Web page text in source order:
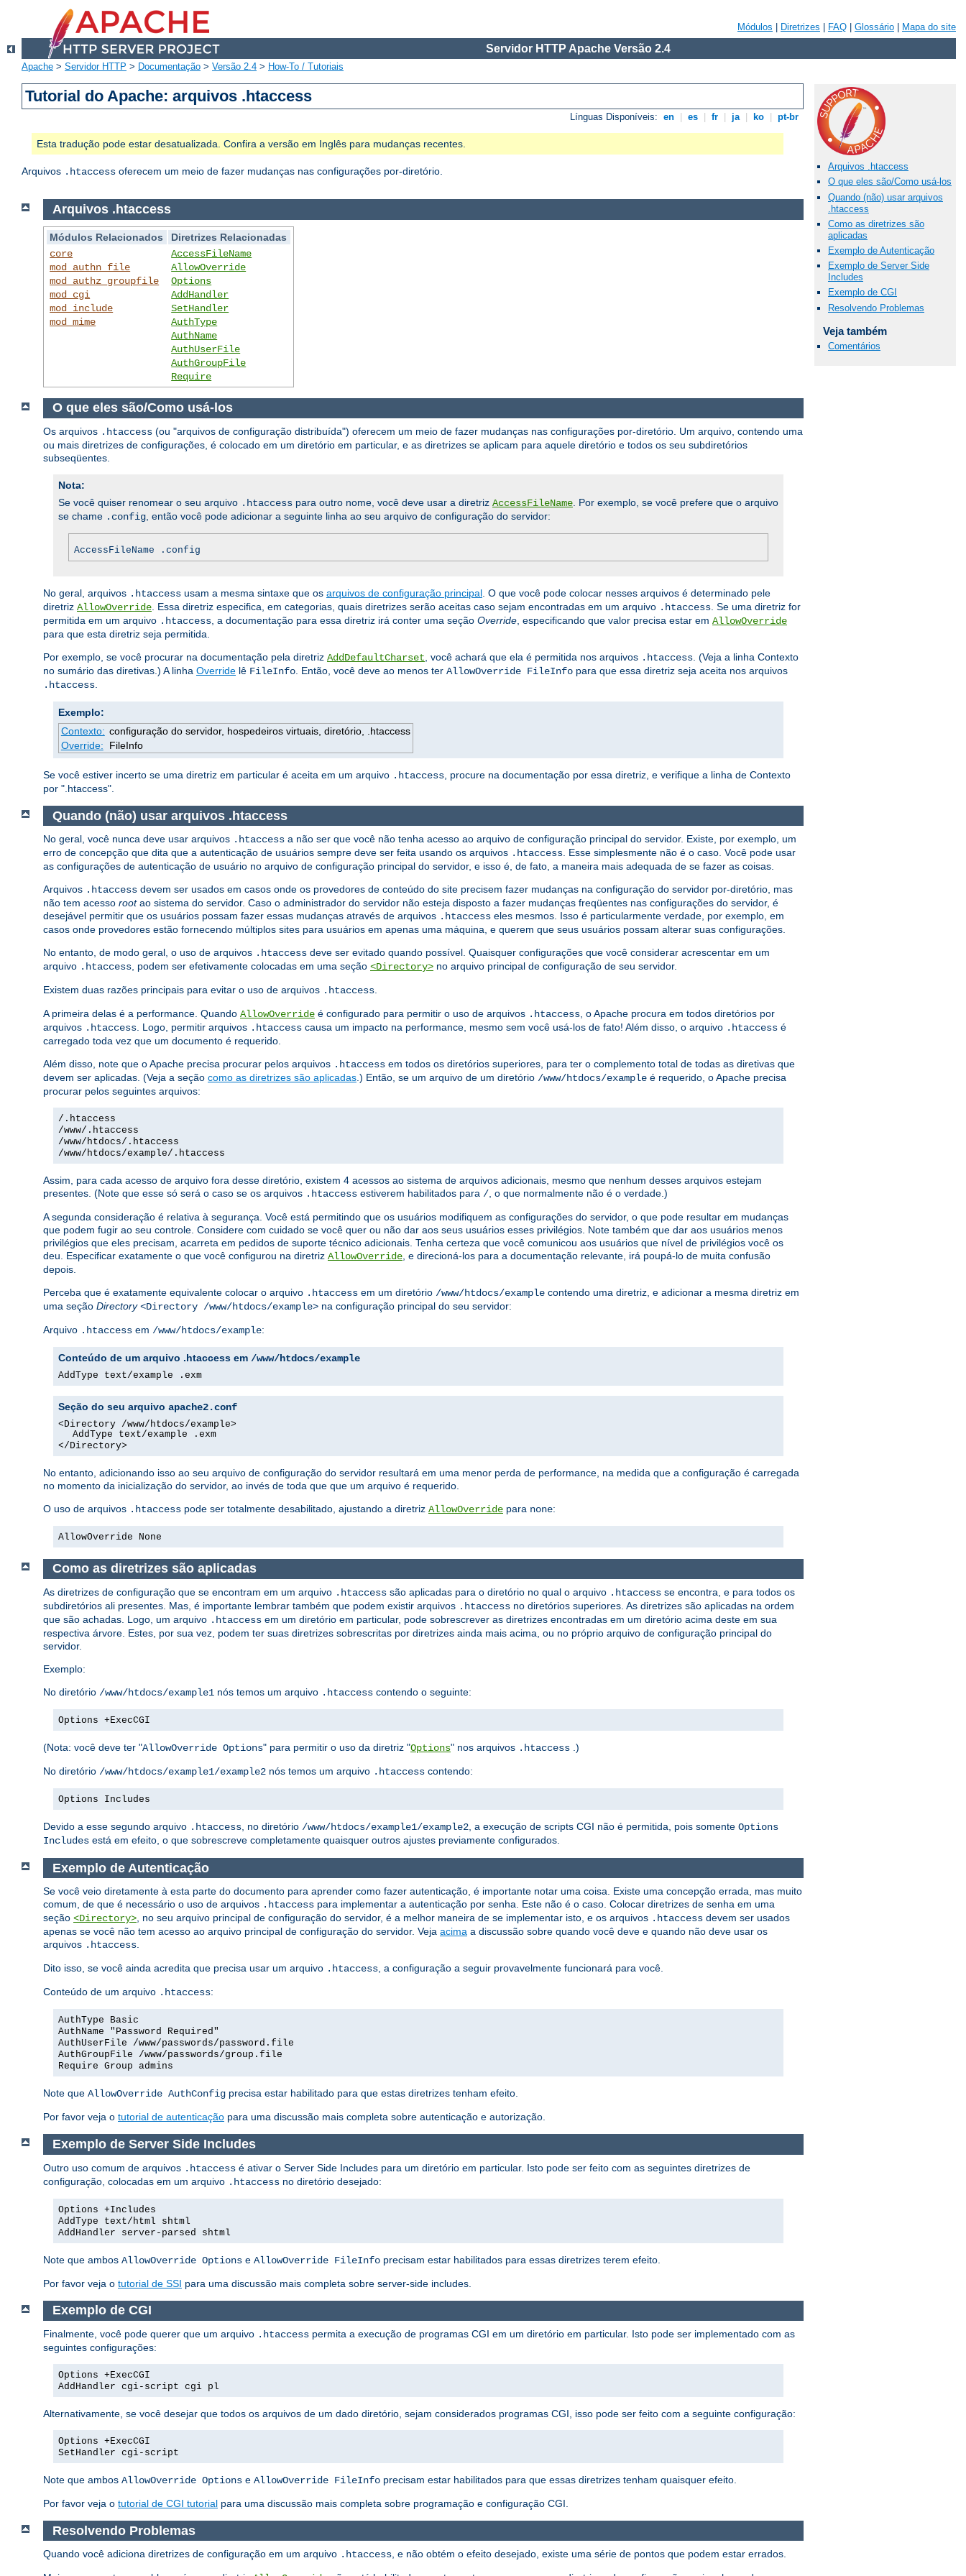
Módulos Diretrizes FAQ Glossário Mapa do site
Servidor HTTP Apache Versão 2.4
Apache > Servidor HTTP > Documentação > Versão 2.4 > How-To / Tutoriais
Tutorial do Apache: arquivos .htaccess
Línguas Disponíveis: en es fr ja ko pt-br
Esta tradução pode estar desatualizada. Confira a versão em Inglês para mudanças recentes.
Arquivos .htaccess oferecem um meio de fazer mudanças nas configurações por-diretório.
Arquivos .htaccess
O que eles são/Como usá-los
Quando (não) usar arquivos
.htaccess
Como as diretrizes são
aplicadas
Exemplo de Autenticação
Exemplo de Server Side
Includes
Exemplo de CGI
Resolvendo Problemas
Veja também
Comentários
Arquivos .htaccess
Módulos Relacionados
Diretrizes Relacionadas
core
mod_authn_file
mod_authz_groupfile
mod_cgi
mod_include
mod_mime
AccessFileName
AllowOverride
Options
AddHandler
SetHandler
AuthType
AuthName
AuthUserFile
AuthGroupFile
Require
O que eles são/Como usá-los
Os arquivos .htaccess (ou "arquivos de configuração distribuída") oferecem um meio de fazer mudanças nas configurações por-diretório. Um arquivo, contendo uma
ou mais diretrizes de configurações, é colocado em um diretório em particular, e as diretrizes se aplicam para aquele diretório e todos os seu subdiretórios
subseqüentes.
Nota:
Se você quiser renomear o seu arquivo .htaccess para outro nome, você deve usar a diretriz AccessFileName . Por exemplo, se você prefere que o arquivo
se chame .config , então você pode adicionar a seguinte linha ao seu arquivo de configuração do servidor:
AccessFileName .config
No geral, arquivos .htaccess usam a mesma sintaxe que os arquivos de configuração principal . O que você pode colocar nesses arquivos é determinado pele
diretriz AllowOverride . Essa diretriz especifica, em categorias, quais diretrizes serão aceitas caso sejam encontradas em um arquivo .htaccess . Se uma diretriz for
permitida em um arquivo .htaccess , a documentação para essa diretriz irá conter uma seção Override , especificando que valor precisa estar em AllowOverride
para que esta diretriz seja permitida.
Por exemplo, se você procurar na documentação pela diretriz AddDefaultCharset , você achará que ela é permitida nos arquivos .htaccess . (Veja a linha Contexto
no sumário das diretivas.) A linha Override lê FileInfo . Então, você deve ao menos ter AllowOverride FileInfo para que essa diretriz seja aceita nos arquivos
.htaccess
Exemplo:
Contexto: configuração do servidor, hospedeiros virtuais, diretório, .htaccess
Override:
FileInfo
Se você estiver incerto se uma diretriz em particular é aceita em um arquivo .htaccess , procure na documentação por essa diretriz, e verifique a linha de Contexto
por ".htaccess".
Quando (não) usar arquivos .htaccess
No geral, você nunca deve usar arquivos .htaccess a não ser que você não tenha acesso ao arquivo de configuração principal do servidor. Existe, por exemplo, um
erro de concepção que dita que a autenticação de usuários sempre deve ser feita usando os arquivos .htaccess. Esse simplesmente não é o caso. Você pode usar
as configurações de autenticação de usuário no arquivo de configuração principal do servidor, e isso é, de fato, a maneira mais adequada de se fazer as coisas.
Arquivos .htaccess devem ser usados em casos onde os provedores de conteúdo do site precisem fazer mudanças na configuração do servidor por-diretório, mas
não tem acesso rootao sistema do servidor. Caso o administrador do servidor não esteja disposto a fazer mudanças freqüentes nas configurações do servidor, é
desejável permitir que os usuários possam fazer essas mudanças através de arquivos .htaccess eles mesmos. Isso é particularmente verdade, por exemplo, em
casos onde provedores estão fornecendo múltiplos sites para usuários em apenas uma máquina, e querem que seus usuários possam alterar suas configurações.
No entanto, de modo geral, o uso de arquivos .htaccess deve ser evitado quando possível. Quaisquer configurações que você considerar acrescentar em um
arquivo .htaccess, podem ser efetivamente colocadas em uma seção <Directory> no arquivo principal de configuração de seu servidor.
Existem duas razões principais para evitar o uso de arquivos .htaccess.
A primeira delas é a performance. Quando AllowOverride é configurado para permitir o uso de arquivos .htaccess, o Apache procura em todos diretórios por
arquivos .htaccess. Logo, permitir arquivos .htaccess causa um impacto na performance, mesmo sem você usá-los de fato! Além disso, o arquivo .htaccess é
carregado toda vez que um documento é requerido.
Além disso, note que o Apache precisa procurar pelos arquivos .htaccess em todos os diretórios superiores, para ter o complemento total de todas as diretivas que
devem ser aplicadas. (Veja a seção como as diretrizes são aplicadas.) Então, se um arquivo de um diretório /www/htdocs/example é requerido, o Apache precisa
procurar pelos seguintes arquivos:
/.htaccess
/www/.htaccess
/www/htdocs/.htaccess
/www/htdocs/example/.htaccess
Assim, para cada acesso de arquivo fora desse diretório, existem 4 acessos ao sistema de arquivos adicionais, mesmo que nenhum desses arquivos estejam
presentes. (Note que esse só será o caso se os arquivos .htaccess estiverem habilitados para /, o que normalmente não é o verdade.)
A segunda consideração é relativa à segurança. Você está permitindo que os usuários modifiquem as configurações do servidor, o que pode resultar em mudanças
que podem fugir ao seu controle. Considere com cuidado se você quer ou não dar aos seus usuários esses privilégios. Note também que dar aos usuários menos
privilégios que eles precisam, acarreta em pedidos de suporte técnico adicionais. Tenha certeza que você comunicou aos usuários que nível de privilégios você os
deu. Especificar exatamente o que você configurou na diretriz AllowOverride, e direcioná-los para a documentação relevante, irá poupá-lo de muita confusão
depois.
Perceba que é exatamente equivalente colocar o arquivo .htaccess em um diretório /www/htdocs/example contendo uma diretriz, e adicionar a mesma diretriz em
uma seção Directory <Directory /www/htdocs/example> na configuração principal do seu servidor:
Arquivo .htaccess em /www/htdocs/example:
Conteúdo de um arquivo .htaccess em /www/htdocs/example
AddType text/example .exm
Seção do seu arquivo apache2.conf
<Directory /www/htdocs/example>
AddType text/example .exm
</Directory>
No entanto, adicionando isso ao seu arquivo de configuração do servidor resultará em uma menor perda de performance, na medida que a configuração é carregada
no momento da inicialização do servidor, ao invés de toda que que um arquivo é requerido.
O uso de arquivos .htaccess pode ser totalmente desabilitado, ajustando a diretriz AllowOverride para none:
AllowOverride None
Como as diretrizes são aplicadas
As diretrizes de configuração que se encontram em um arquivo .htaccess são aplicadas para o diretório no qual o arquivo .htaccess se encontra, e para todos os
subdiretórios ali presentes. Mas, é importante lembrar também que podem existir arquivos .htaccess no diretórios superiores. As diretrizes são aplicadas na ordem
que são achadas. Logo, um arquivo .htaccess em um diretório em particular, pode sobrescrever as diretrizes encontradas em um diretório acima deste em sua
respectiva árvore. Estes, por sua vez, podem ter suas diretrizes sobrescritas por diretrizes ainda mais acima, ou no próprio arquivo de configuração principal do
servidor.
Exemplo:
No diretório /www/htdocs/example1 nós temos um arquivo .htaccess contendo o seguinte:
Options +ExecCGI
(Nota: você deve ter "AllowOverride Options" para permitir o uso da diretriz "Options" nos arquivos .htaccess .)
No diretório /www/htdocs/example1/example2 nós temos um arquivo .htaccess contendo:
Options Includes
Devido a esse segundo arquivo .htaccess , no diretório /www/htdocs/example1/example2 , a execução de scripts CGI não é permitida, pois somente Options
Includes está em efeito, o que sobrescreve completamente quaisquer outros ajustes previamente configurados.
Exemplo de Autenticação
Se você veio diretamente à esta parte do documento para aprender como fazer autenticação, é importante notar uma coisa. Existe uma concepção errada, mas muito
comum, de que é necessário o uso de arquivos .htaccess para implementar a autenticação por senha. Este não é o caso. Colocar diretrizes de senha em uma
seção <Directory>, no seu arquivo principal de configuração do servidor, é a melhor maneira de se implementar isto, e os arquivos .htaccess devem ser usados
apenas se você não tem acesso ao arquivo principal de configuração do servidor. Veja acima a discussão sobre quando você deve e quando não deve usar os
arquivos .htaccess.
Dito isso, se você ainda acredita que precisa usar um arquivo .htaccess, a configuração a seguir provavelmente funcionará para você.
Conteúdo de um arquivo .htaccess:
AuthType Basic
AuthName "Password Required"
AuthUserFile /www/passwords/password.file
AuthGroupFile /www/passwords/group.file
Require Group admins
Note que AllowOverride AuthConfig precisa estar habilitado para que estas diretrizes tenham efeito.
Por favor veja o tutorial de autenticação para uma discussão mais completa sobre autenticação e autorização.
Exemplo de Server Side Includes
Outro uso comum de arquivos .htaccess é ativar o Server Side Includes para um diretório em particular. Isto pode ser feito com as seguintes diretrizes de
configuração, colocadas em um arquivo .htaccess no diretório desejado:
Options +Includes
AddType text/html shtml
AddHandler server-parsed shtml
Note que ambos AllowOverride Options e AllowOverride FileInfo precisam estar habilitados para essas diretrizes terem efeito.
Por favor veja o tutorial de SSI para uma discussão mais completa sobre server-side includes.
Exemplo de CGI
Finalmente, você pode querer que um arquivo .htaccess permita a execução de programas CGI em um diretório em particular. Isto pode ser implementado com as
seguintes configurações:
Options +ExecCGI
AddHandler cgi-script cgi pl
Alternativamente, se você desejar que todos os arquivos de um dado diretório, sejam considerados programas CGI, isso pode ser feito com a seguinte configuração:
Options +ExecCGI
SetHandler cgi-script
Note que ambos AllowOverride Options e AllowOverride FileInfo precisam estar habilitados para que essas diretrizes tenham quaisquer efeito.
Por favor veja o tutorial de CGI tutorial para uma discussão mais completa sobre programação e configuração CGI.
Resolvendo Problemas
Quando você adiciona diretrizes de configuração em um arquivo .htaccess, e não obtém o efeito desejado, existe uma série de pontos que podem estar errados.